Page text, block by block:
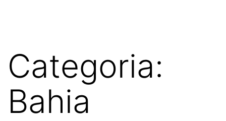
Categoria:
Bahia